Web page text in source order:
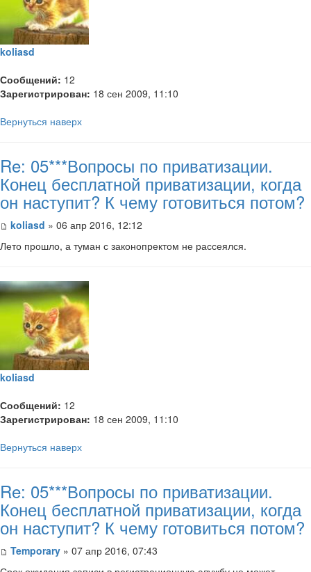
koliasd
Сообщений: 12
Зарегистрирован: 18 сен 2009, 11:10
Вернуться наверх
Re: 05***Вопросы по приватизации.
Конец бесплатной приватизации, когда
он наступит? К чему готовиться потом?
koliasd » 06 апр 2016, 12:12
Лето прошло, а туман с законопректом не рассеялся.
koliasd
Сообщений: 12
Зарегистрирован: 18 сен 2009, 11:10
Вернуться наверх
Re: 05***Вопросы по приватизации.
Конец бесплатной приватизации, когда
он наступит? К чему готовиться потом?
Temporary » 07 апр 2016, 07:43